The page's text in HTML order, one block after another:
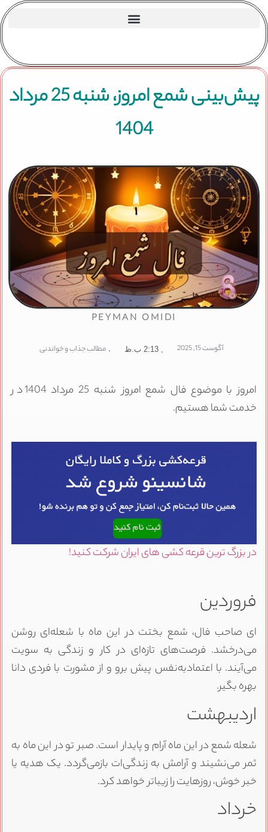
پیش‌بینی شمع امروز، شنبه 25 مرداد
1404
PEYMAN OMIDI
آگوست 15, 2025 2:13 ب.ظ , مطالب جذاب و خواندنی
امروز با موضوع فال شمع امروز شنبه 25 مرداد 1404 در
خدمت شما هستیم.
در بزرگ ترین قرعه کشی های ایران شرکت کنید!
فروردین
ای صاحب فال، شمع بختت در این ماه با شعله‌ای روشن
می‌درخشد. فرصت‌های تازه‌ای در کار و زندگی به سویت
می‌آیند. با اعتمادبه‌نفس پیش برو و از مشورت با فردی دانا
بهره بگیر.
اردیبهشت
شعله شمع در این ماه آرام و پایدار است. صبر تو در این ماه به
ثمر می‌نشیند و آرامش به زندگی‌ات بازمی‌گردد. یک هدیه یا
خبر خوش، روزهایت را زیباتر خواهد کرد.
خرداد